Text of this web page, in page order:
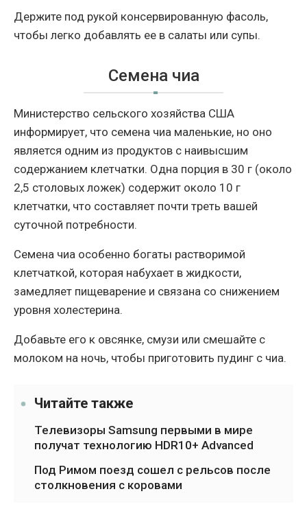
Держите под рукой консервированную фасоль,
чтобы легко добавлять ее в салаты или супы.
Семена чиа
Министерство сельского хозяйства США
информирует, что семена чиа маленькие, но оно
является одним из продуктов с наивысшим
содержанием клетчатки. Одна порция в 30 г (около
2,5 столовых ложек) содержит около 10 г
клетчатки, что составляет почти треть вашей
суточной потребности.
Семена чиа особенно богаты растворимой
клетчаткой, которая набухает в жидкости,
замедляет пищеварение и связана со снижением
уровня холестерина.
Добавьте его к овсянке, смузи или смешайте с
молоком на ночь, чтобы приготовить пудинг с чиа.
Читайте также
Телевизоры Samsung первыми в мире
получат технологию HDR10+ Advanced
Под Римом поезд сошел с рельсов после
столкновения с коровами